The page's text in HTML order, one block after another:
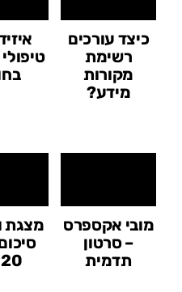
כיצד עורכים
רשימת
מקורות
מידע?
מובי אקספרס
– סרטון
תדמית
מצגת